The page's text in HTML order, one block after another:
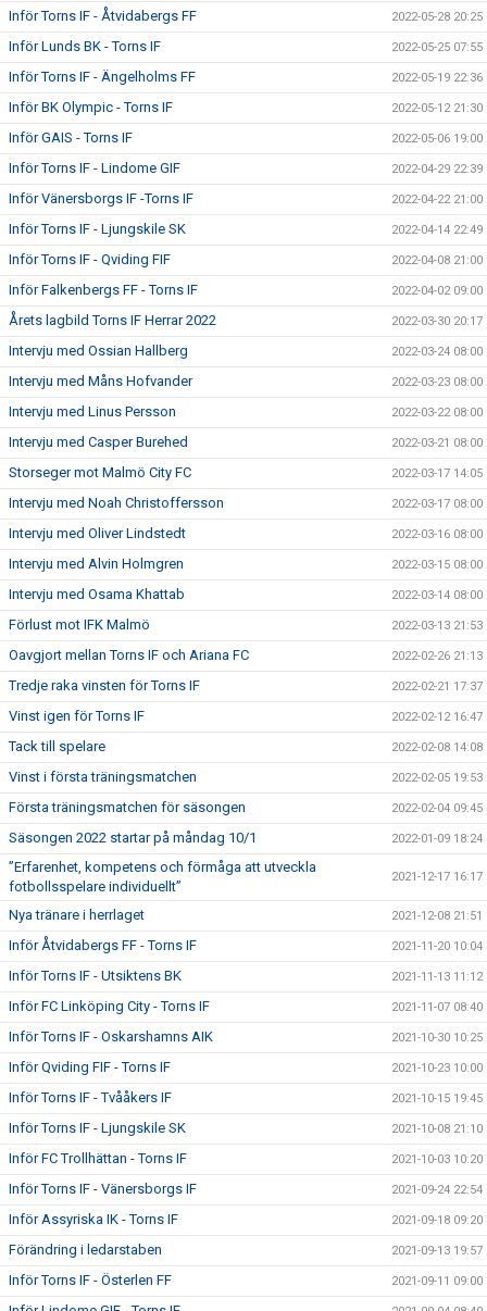
Inför Torns IF - Åtvidabergs FF 2022-05-28 20:25
Inför Lunds BK - Torns IF 2022-05-25 07:55
Inför Torns IF - Ängelholms FF 2022-05-19 22:36
Inför BK Olympic - Torns IF 2022-05-12 21:30
Inför GAIS - Torns IF 2022-05-06 19:00
Inför Torns IF - Lindome GIF 2022-04-29 22:39
Inför Vänersborgs IF -Torns IF 2022-04-22 21:00
Inför Torns IF - Ljungskile SK 2022-04-14 22:49
Inför Torns IF - Qviding FIF 2022-04-08 21:00
Inför Falkenbergs FF - Torns IF 2022-04-02 09:00
Årets lagbild Torns IF Herrar 2022 2022-03-30 20:17
Intervju med Ossian Hallberg 2022-03-24 08:00
Intervju med Måns Hofvander 2022-03-23 08:00
Intervju med Linus Persson 2022-03-22 08:00
Intervju med Casper Burehed 2022-03-21 08:00
Storseger mot Malmö City FC 2022-03-17 14:05
Intervju med Noah Christoffersson 2022-03-17 08:00
Intervju med Oliver Lindstedt 2022-03-16 08:00
Intervju med Alvin Holmgren 2022-03-15 08:00
Intervju med Osama Khattab 2022-03-14 08:00
Förlust mot IFK Malmö 2022-03-13 21:53
Oavgjort mellan Torns IF och Ariana FC 2022-02-26 21:13
Tredje raka vinsten för Torns IF 2022-02-21 17:37
Vinst igen för Torns IF 2022-02-12 16:47
Tack till spelare 2022-02-08 14:08
Vinst i första träningsmatchen 2022-02-05 19:53
Första träningsmatchen för säsongen 2022-02-04 09:45
Säsongen 2022 startar på måndag 10/1 2022-01-09 18:24
”Erfarenhet, kompetens och förmåga att utveckla
fotbollsspelare individuellt”
2021-12-17 16:17
Nya tränare i herrlaget 2021-12-08 21:51
Inför Åtvidabergs FF - Torns IF 2021-11-20 10:04
Inför Torns IF - Utsiktens BK 2021-11-13 11:12
Inför FC Linköping City - Torns IF 2021-11-07 08:40
Inför Torns IF - Oskarshamns AIK 2021-10-30 10:25
Inför Qviding FIF - Torns IF 2021-10-23 10:00
Inför Torns IF - Tvååkers IF 2021-10-15 19:45
Inför Torns IF - Ljungskile SK 2021-10-08 21:10
Inför FC Trollhättan - Torns IF 2021-10-03 10:20
Inför Torns IF - Vänersborgs IF 2021-09-24 22:54
Inför Assyriska IK - Torns IF 2021-09-18 09:20
Förändring i ledarstaben 2021-09-13 19:57
Inför Torns IF - Österlen FF 2021-09-11 09:00